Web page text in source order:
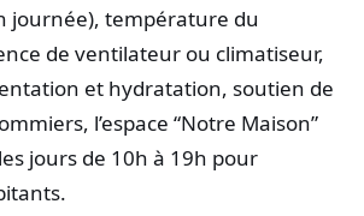
journée), température du
de ventilateur ou climatiseur,
et hydratation, soutien de
l’espace “Notre Maison”
jours de 10h à 19h pour